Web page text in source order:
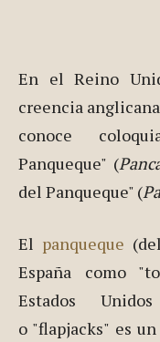
En el Reino
creencia
Panqueque" (
del Panqueque" (
Elpanqueque